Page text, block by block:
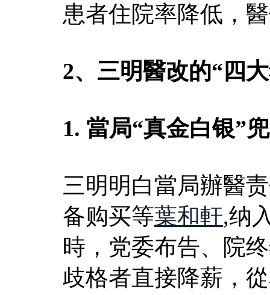
患者住院率降低，
2、三明醫改的“四
1. 當局“真金白银”
三明明白當局辦醫
备购买等葉和軒,纳
時，党委布告、院
歧格者直接降薪，